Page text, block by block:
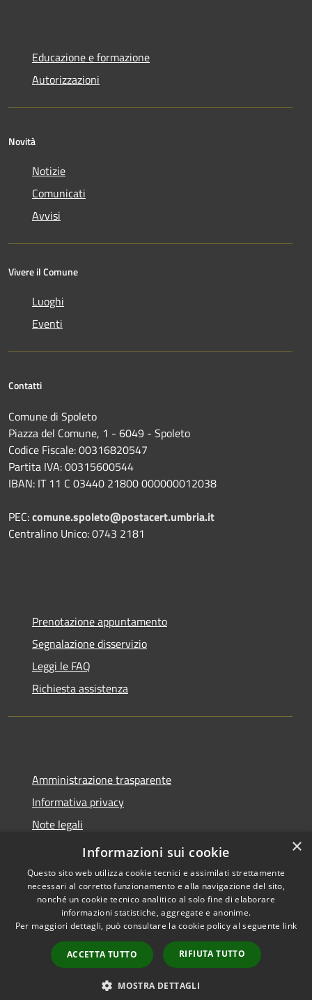
Educazione e formazione
Autorizzazioni
Novità
Notizie
Comunicati
Avvisi
Vivere il Comune
Luoghi
Eventi
Contatti
Comune di Spoleto
Piazza del Comune, 1 - 6049 - Spoleto
Codice Fiscale: 00316820547
Partita IVA: 00315600544
IBAN: IT 11 C 03440 21800 000000012038
PEC:comune.spoleto@postacert.umbria.it
Centralino Unico: 0743 2181
Prenotazione appuntamento
Segnalazione disservizio
Leggi le FAQ
Richiesta assistenza
Amministrazione trasparente
Informativa privacy
Note legali
Dichiarazione di accessibilità
Accessibilità
Copyright © 2026 • Comune di
Spoleto • Powered by
Municipium•
Accesso
redazione
×
Informazioni sui cookie
Questo sito web utilizza cookie tecnici e assimilati strettamente
necessari al corretto funzionamento e alla navigazione del sito,
nonché un cookie tecnico analitico al solo fine di elaborare
informazioni statistiche, aggregate e anonime.
Per maggiori dettagli, può consultare la cookie policy al seguente link
ACCETTA TUTTO RIFIUTA TUTTO
MOSTRA DETTAGLI